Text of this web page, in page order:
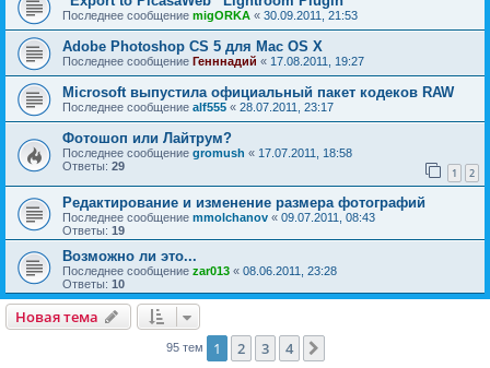
Последнее сообщение migORKA « 30.09.2011, 21:53
Adobe Photoshop CS 5 для Mac OS X
Последнее сообщение Генннадий « 17.08.2011, 19:27
Microsoft выпустила официальный пакет кодеков RAW
Последнее сообщение alf555 « 28.07.2011, 23:17
Фотошоп или Лайтрум?
Последнее сообщение gromush « 17.07.2011, 18:58
Ответы: 29 1 2
Редактирование и изменение размера фотографий
Последнее сообщение mmolchanov « 09.07.2011, 08:43
Ответы: 19
Возможно ли это...
Последнее сообщение zar013 « 08.06.2011, 23:28
Ответы: 10
Новая тема
Новаятема
95 тем 1 2 3 4